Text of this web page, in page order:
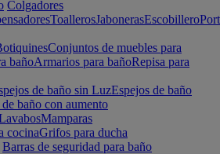
Colgadores
ToallerosJabonerasEscobillero
Conjuntos de muebles para
bañoArmarios para bañoRepisa para
de baño sin LuzEspejos de baño
baño con aumento
Mamparas
cocinaGrifos para ducha
Barras de seguridad para baño